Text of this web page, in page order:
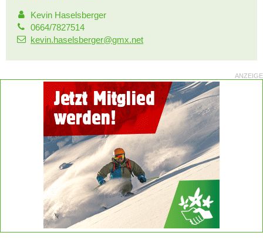
Kevin Haselsberger
0664/7827514
kevin.haselsberger@gmx.net
ANZEIGE